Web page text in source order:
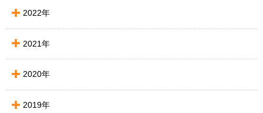
2022年
2021年
2020年
2019年